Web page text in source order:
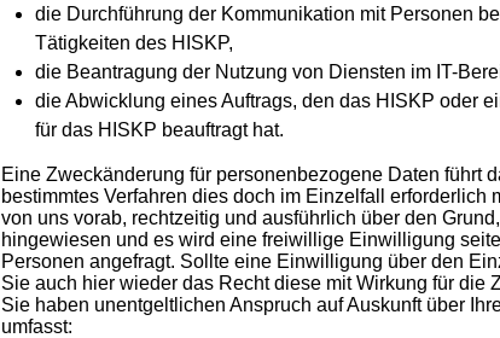
die Durchführung der Kommunikation mit Personen
Tätigkeiten des HISKP,
die Beantragung der Nutzung von Diensten im IT-
die Abwicklung eines Auftrags, den das HISKP oder
für das HISKP beauftragt hat.
Eine Zweckänderung für personenbezogene Daten führt
bestimmtes Verfahren dies doch im Einzelfall erforderlich
von uns vorab, rechtzeitig und ausführlich über den
hingewiesen und es wird eine freiwillige Einwilligung
Personen angefragt. Sollte eine Einwilligung über den
Sie auch hier wieder das Recht diese mit Wirkung für die
Sie haben unentgeltlichen Anspruch auf Auskunft über
umfasst: